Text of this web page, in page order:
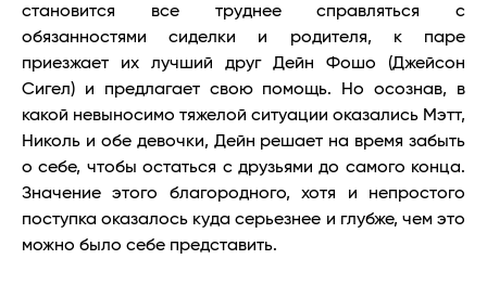
становится все труднее справляться с
обязанностями сиделки и родителя, к паре
приезжает их лучший друг Дейн Фошо (Джейсон
Сигел) и предлагает свою помощь. Но осознав, в
какой невыносимо тяжелой ситуации оказались Мэтт,
Николь и обе девочки, Дейн решает на время забыть
о себе, чтобы остаться с друзьями до самого конца.
Значение этого благородного, хотя и непростого
поступка оказалось куда серьезнее и глубже, чем это
можно было себе представить.